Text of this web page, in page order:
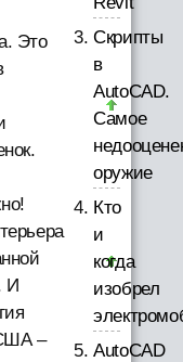
Это
И
–
Скрипты
в
AutoCAD.
Самое
оружие
Кто
и
когда
изобрел
AutoCAD